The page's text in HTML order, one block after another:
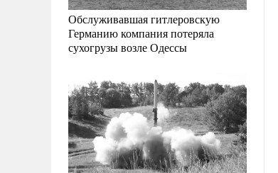
Обслуживавшая гитлеровскую
Германию компания потеряла
сухогрузы возле Одессы